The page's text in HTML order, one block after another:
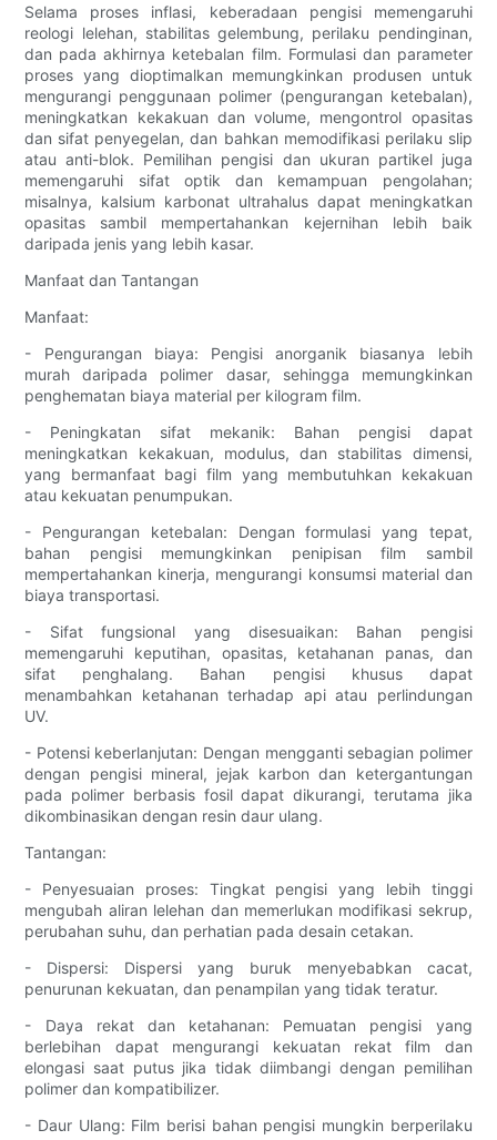
Selama proses inflasi, keberadaan pengisi memengaruhi
reologi lelehan, stabilitas gelembung, perilaku pendinginan,
dan pada akhirnya ketebalan film. Formulasi dan parameter
proses yang dioptimalkan memungkinkan produsen untuk
mengurangi penggunaan polimer (pengurangan ketebalan),
meningkatkan kekakuan dan volume, mengontrol opasitas
dan sifat penyegelan, dan bahkan memodifikasi perilaku slip
atau anti-blok. Pemilihan pengisi dan ukuran partikel juga
memengaruhi sifat optik dan kemampuan pengolahan;
misalnya, kalsium karbonat ultrahalus dapat meningkatkan
opasitas sambil mempertahankan kejernihan lebih baik
daripada jenis yang lebih kasar.
Manfaat dan Tantangan
Manfaat:
- Pengurangan biaya: Pengisi anorganik biasanya lebih
murah daripada polimer dasar, sehingga memungkinkan
penghematan biaya material per kilogram film.
- Peningkatan sifat mekanik: Bahan pengisi dapat
meningkatkan kekakuan, modulus, dan stabilitas dimensi,
yang bermanfaat bagi film yang membutuhkan kekakuan
atau kekuatan penumpukan.
- Pengurangan ketebalan: Dengan formulasi yang tepat,
bahan pengisi memungkinkan penipisan film sambil
mempertahankan kinerja, mengurangi konsumsi material dan
biaya transportasi.
- Sifat fungsional yang disesuaikan: Bahan pengisi
memengaruhi keputihan, opasitas, ketahanan panas, dan
sifat penghalang. Bahan pengisi khusus dapat
menambahkan ketahanan terhadap api atau perlindungan
UV.
- Potensi keberlanjutan: Dengan mengganti sebagian polimer
dengan pengisi mineral, jejak karbon dan ketergantungan
pada polimer berbasis fosil dapat dikurangi, terutama jika
dikombinasikan dengan resin daur ulang.
Tantangan:
- Penyesuaian proses: Tingkat pengisi yang lebih tinggi
mengubah aliran lelehan dan memerlukan modifikasi sekrup,
perubahan suhu, dan perhatian pada desain cetakan.
- Dispersi: Dispersi yang buruk menyebabkan cacat,
penurunan kekuatan, dan penampilan yang tidak teratur.
- Daya rekat dan ketahanan: Pemuatan pengisi yang
berlebihan dapat mengurangi kekuatan rekat film dan
elongasi saat putus jika tidak diimbangi dengan pemilihan
polimer dan kompatibilizer.
- Daur Ulang: Film berisi bahan pengisi mungkin berperilaku